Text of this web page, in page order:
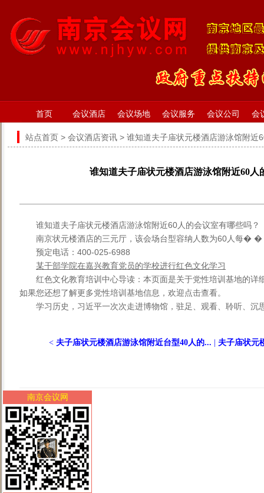
首页 会议酒店 会议场地 会议服务 会议公司 会
站点首页 > 会议酒店资讯 > 谁知道夫子庙状元楼酒店游泳馆附近
谁知道夫子庙状元楼酒店游泳馆附近60人
谁知道夫子庙状元楼酒店游泳馆附近60人的会议室有哪些吗？
南京状元楼酒店的三元厅，该会场台型容纳人数为60人每� �
预定电话：400-025-6988
某干部学院在嘉兴教育党员的学校进行红色文化学习
红色文化教育培训中心导读：本页面是关于党性培训基地的详
如果您还想了解更多党性培训基地信息，欢迎点击查看。
学习历史，习近平一次次走进博物馆，驻足、观看、聆听、
< 夫子庙状元楼酒店游泳馆附近台型40人的... 夫子庙状元
南京会议网